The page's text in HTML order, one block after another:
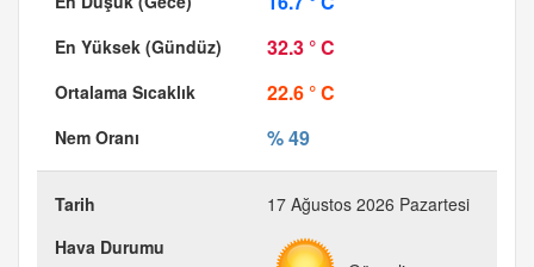
32.3 ° C
22.6 ° C
% 49
17 Ağustos 2026 Pazartesi